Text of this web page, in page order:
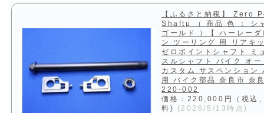
【ふるさと納税】 Zero
Shaftμ （ 商品 色 ： シ
ゴールド ）【 ハーレー
ン ツーリング 用 リアキ
ゼロポイントシャフト ミ
スルシャフト バイク オー
カスタム サスペンション
用 バイク部品 奈良市 奈
220-002
価格：220,000円（税込
料)
(2026/5/13時点)